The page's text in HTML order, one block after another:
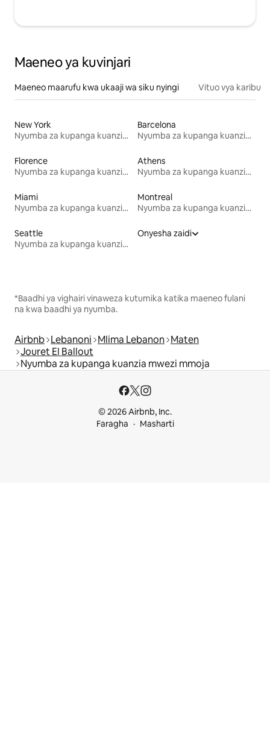
Maeneo ya kuvinjari
Maeneo maarufu kwa ukaaji wa siku nyingi Vituo vya karibu
New York
Nyumba za kupanga kuanzia mwezi mmoja
Barcelona
Nyumba za kupanga kuanzia mwezi mmoja
Florence
Nyumba za kupanga kuanzia mwezi mmoja
Athens
Nyumba za kupanga kuanzia mwezi mmoja
Miami
Nyumba za kupanga kuanzia mwezi mmoja
Montreal
Nyumba za kupanga kuanzia mwezi mmoja
Seattle
Nyumba za kupanga kuanzia mwezi mmoja
Onyesha zaidi
*Baadhi ya vighairi vinaweza kutumika katika maeneo fulani
na kwa baadhi ya nyumba.
Airbnb Lebanoni Mlima Lebanon Maten
Jouret El Ballout
Nyumba za kupanga kuanzia mwezi mmoja
© 2026 Airbnb, Inc.
Faragha
Masharti